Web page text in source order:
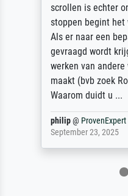
scrollen is echter
stoppen begint het
Als er naar een
gevraagd wordt
werken van
maakt (bvb zoek
Waarom duidt u ...
philip@ ProvenExpert
September 23, 2025